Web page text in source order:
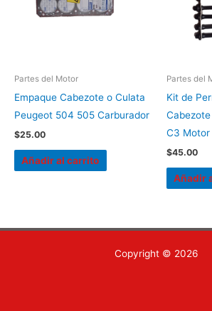
Partes del Motor
Empaque Cabezote o Culata
Peugeot 504 505 Carburador
$25.00
Añadir al carrito
Partes del
Kit de
C3 Motor
$45.00
Añadir
Copyright © 2026